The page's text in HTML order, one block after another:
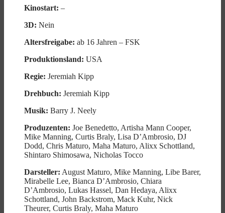
Kinostart: –
3D: Nein
Altersfreigabe: ab 16 Jahren – FSK
Produktionsland: USA
Regie: Jeremiah Kipp
Drehbuch: Jeremiah Kipp
Musik: Barry J. Neely
Produzenten: Joe Benedetto, Artisha Mann Cooper,
Mike Manning, Curtis Braly, Lisa D’Ambrosio, DJ
Dodd, Chris Maturo, Maha Maturo, Alixx Schottland,
Shintaro Shimosawa, Nicholas Tocco
Darsteller: August Maturo, Mike Manning, Libe Barer,
Mirabelle Lee, Bianca D’Ambrosio, Chiara
D’Ambrosio, Lukas Hassel, Dan Hedaya, Alixx
Schottland, John Backstrom, Mack Kuhr, Nick
Theurer, Curtis Braly, Maha Maturo